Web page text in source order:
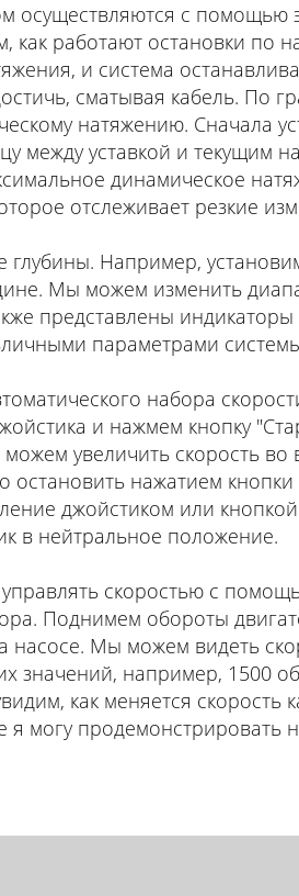
осуществляются с помощью
как работают остановки
и система
сматывая кабель. По
натяжению. Сначала
между уставкой и текущим
динамическое
отслеживает резкие
Например,
Мы можем изменить
представлены
параметрами
набора
и нажмем кнопку
увеличить скорость
нажатием
джойстиком или
в нейтральное положение.
скоростью с
Поднимем обороты
Мы можем видеть
значений, например, 1500
как меняется
я могу продемонстрировать